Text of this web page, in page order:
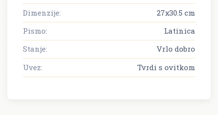
Dimenzije:
27x30.5 cm
Pismo:
Latinica
Stanje:
Vrlo dobro
Uvez:
Tvrdi s ovitkom